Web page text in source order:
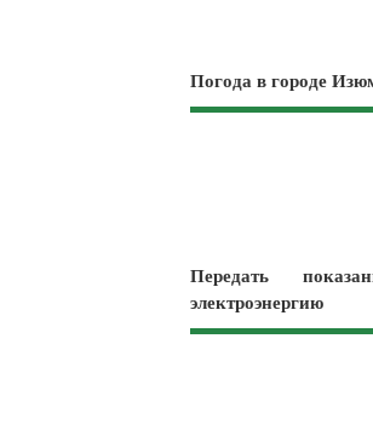
Погода в городе
Передать
электроэнергию